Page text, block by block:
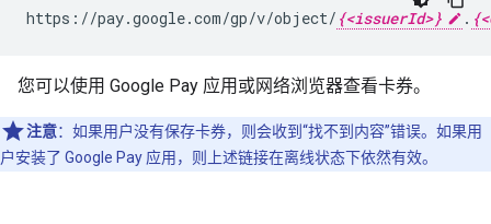
https://pay.google.com/gp/v/object/ {<issuerId>} .
您可以使用 Google Pay 应用或网络浏览器查看卡券。
注意：如果用户没有保存卡券，则会收到“找不到内容”错误。如果用
户安装了 Google Pay 应用，则上述链接在离线状态下依然有效。